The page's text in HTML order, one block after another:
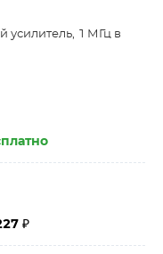
усилитель, 1 МГц в
₽